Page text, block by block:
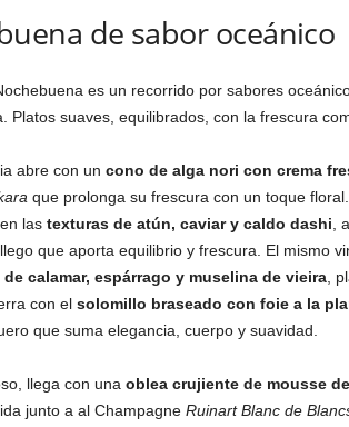
de sabor oceánico
es un recorrido por sabores
Platos suaves, equilibrados, con la frescura
abre con un cono de alga nori con crema
que prolonga su frescura con un toque
las texturas de atún, caviar y caldo dashi ,
que aporta equilibrio y frescura. El mismo
calamar, espárrago y muselina de vieira,
con el solomillo braseado con foie a la
que suma elegancia, cuerpo y suavidad.
llega con una oblea crujiente de mousse
junto a al Champagne Ruinart Blanc de